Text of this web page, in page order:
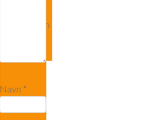
deserunt
mollit anim
Navn *